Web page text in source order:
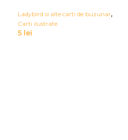
Ladybird si alte carti de buzunar,
Carti ilustrate
5 lei